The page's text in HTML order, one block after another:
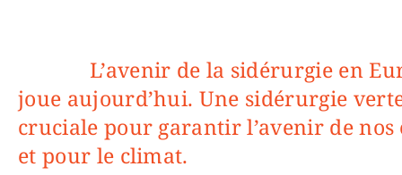
L’avenir de la sidérurgie en Europe se
joue aujourd’hui. Une sidérurgie
cruciale pour garantir l’avenir de nos
et pour le climat.